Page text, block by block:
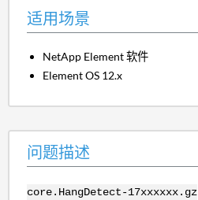
适用场景
NetApp Element 软件
Element OS 12.x
问题描述
core.HangDetect-17xxxxxx.gz